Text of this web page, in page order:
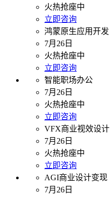
火热抢座中
立即咨询
鸿蒙原生应用开发
7月26日
火热抢座中
立即咨询
智能职场办公
7月26日
火热抢座中
立即咨询
VFX商业视效设计
7月26日
火热抢座中
立即咨询
AGI商业设计变现
7月26日